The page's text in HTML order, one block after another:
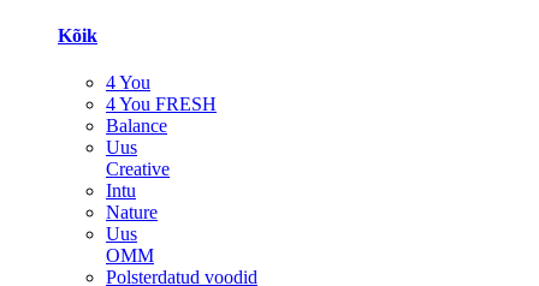
Kõik
4 You
4 You FRESH
Balance
Uus
Creative
Intu
Nature
Uus
OMM
Polsterdatud voodid